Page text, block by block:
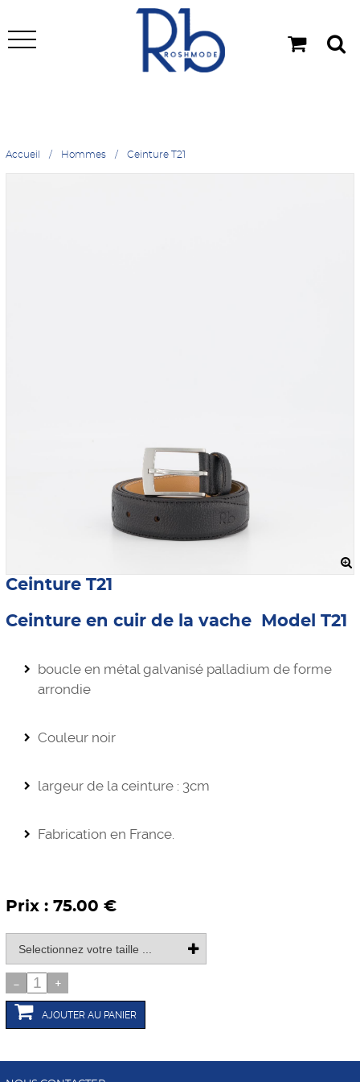
Accueil Hommes Ceinture T21
Ceinture T21
Ceinture en cuir de la vache Model T21
boucle en métal galvanisé palladium de forme
arrondie
Couleur noir
largeur de la ceinture : 3cm
Fabrication en France.
Prix : 75.00 €
- +
AJOUTER AU PANIER